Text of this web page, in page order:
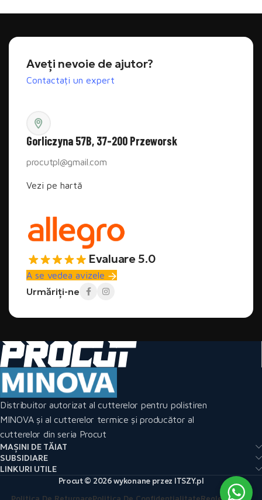
Aveți nevoie de ajutor?
Contactați un expert
Gorliczyna 57B, 37-200 Przeworsk
procutpl@gmail.com
Vezi pe hartă
Evaluare 5.0
A se vedea avizele
Urmăriți-ne
Distribuitor autorizat al cutterelor pentru polistiren
MINOVA și al cutterelor termice și producător al
cutterelor din seria Procut
MAȘINI DE TĂIAT
SUBSIDIARE
LINKURI UTILE
Procut © 2026 wykonane przez ITSZY.pl